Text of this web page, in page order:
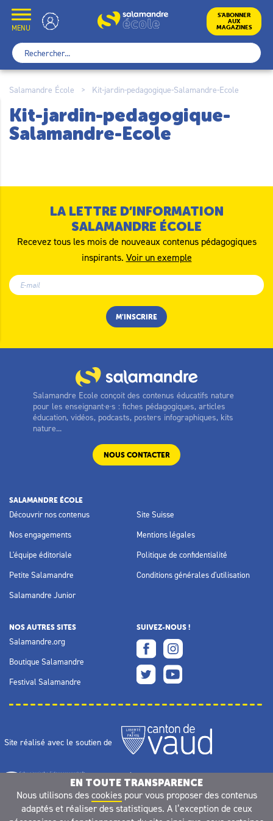
content
MENU
École S’ABONNER
AUX
MAGAZINES
Rechercher :
Salamandre École > Kit-jardin-pedagogique-Salamandre-Ecole
Kit-jardin-pedagogique-
Salamandre-Ecole
LA LETTRE D’INFORMATION
SALAMANDRE ÉCOLE
Recevez tous les mois de nouveaux contenus pédagogiques
inspirants. Voir un exemple
Salamandre Ecole conçoit des contenus éducatifs nature
pour les enseignant·e·s : fiches pédagogiques, articles
éducation, vidéos, podcasts, posters infographiques, kits
nature...
NOUS CONTACTER
SALAMANDRE ÉCOLE
Découvrir nos contenus
Nos engagements
L'équipe éditoriale
Petite Salamandre
Salamandre Junior
Site Suisse
Mentions légales
Politique de confidentialité
Conditions générales d'utilisation
NOS AUTRES SITES
Salamandre.org
Boutique Salamandre
Festival Salamandre
SUIVEZ-NOUS !
Site réalisé avec le soutien de
EN TOUTE TRANSPARENCE
Nous utilisons des cookiespour vous proposer des contenus
adaptés et réaliser des statistiques. A l’exception de ceux